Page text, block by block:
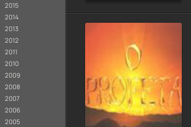
2015
2014
2013
2012
2011
2010
2009
2008
2007
2006
2005